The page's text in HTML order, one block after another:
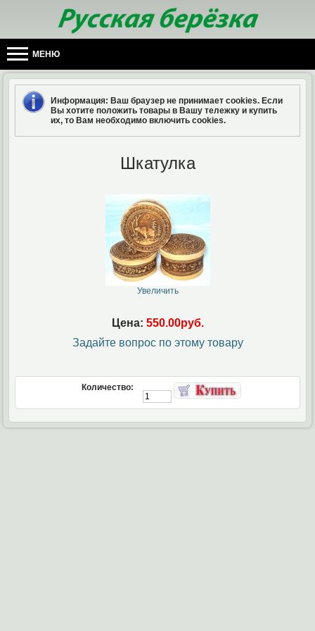
МЕНЮ
Информация: Ваш браузер не принимает cookies. Если
Вы хотите положить товары в Вашу тележку и купить
их, то Вам необходимо включить cookies.
Шкатулка
Увеличить
Цена: 550.00руб.
Задайте вопрос по этому товару
Количество: